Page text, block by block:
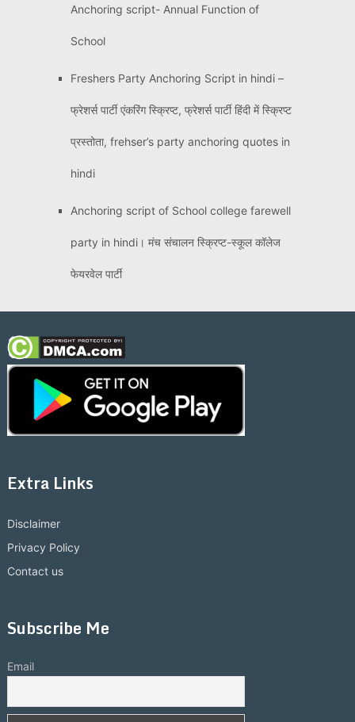
Anchoring script- Annual Function of
School
Freshers Party Anchoring Script in hindi –
फ्रेशर्स पार्टी एंकरिंग स्क्रिप्ट, फ्रेशर्स पार्टी हिंदी में स्क्रिप्ट
प्रस्तोता, frehser’s party anchoring quotes in
hindi
Anchoring script of School college farewell
party in hindi। मंच संचालन स्क्रिप्ट-स्कूल कॉलेज
फेयरवेल पार्टी
Extra Links
Disclaimer
Privacy Policy
Contact us
Subscribe Me
Email